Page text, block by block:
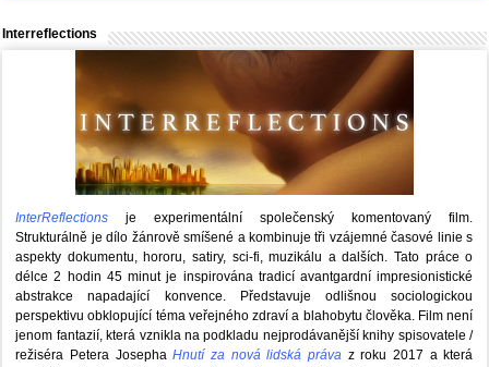
Interreflections
InterReflections je experimentální společenský komentovaný film.
Strukturálně je dílo žánrově smíšené a kombinuje tři vzájemné časové linie s
aspekty dokumentu, hororu, satiry, sci-fi, muzikálu a dalších. Tato práce o
délce 2 hodin 45 minut je inspirována tradicí avantgardní impresionistické
abstrakce napadající konvence. Představuje odlišnou sociologickou
perspektivu obklopující téma veřejného zdraví a blahobytu člověka. Film není
jenom fantazií, která vznikla na podkladu nejprodávanější knihy spisovatele /
režiséra Petera JosephaHnutí za nová lidská právaz roku 2017 a která